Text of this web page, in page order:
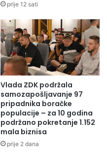
prije 12 sati
Vlada ZDK podržala
samozapošljavanje 97
pripadnika boračke
populacije – za 10 godina
podržano pokretanje 1.152
mala biznisa
prije 2 dana